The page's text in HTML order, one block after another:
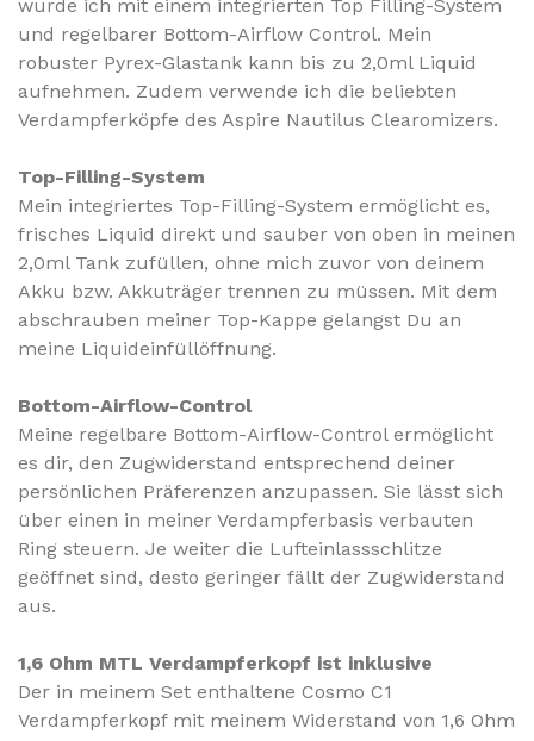
wurde ich mit einem integrierten Top Filling-System
und regelbarer Bottom-Airflow Control. Mein
robuster Pyrex-Glastank kann bis zu 2,0ml Liquid
aufnehmen. Zudem verwende ich die beliebten
Verdampferköpfe des Aspire Nautilus Clearomizers.
Top-Filling-System
Mein integriertes Top-Filling-System ermöglicht es,
frisches Liquid direkt und sauber von oben in meinen
2,0ml Tank zufüllen, ohne mich zuvor von deinem
Akku bzw. Akkuträger trennen zu müssen. Mit dem
abschrauben meiner Top-Kappe gelangst Du an
meine Liquideinfüllöffnung.
Bottom-Airflow-Control
Meine regelbare Bottom-Airflow-Control ermöglicht
es dir, den Zugwiderstand entsprechend deiner
persönlichen Präferenzen anzupassen. Sie lässt sich
über einen in meiner Verdampferbasis verbauten
Ring steuern. Je weiter die Lufteinlassschlitze
geöffnet sind, desto geringer fällt der Zugwiderstand
aus.
1,6 Ohm MTL Verdampferkopf ist inklusive
Der in meinem Set enthaltene Cosmo C1
Verdampferkopf mit meinem Widerstand von 1,6 Ohm